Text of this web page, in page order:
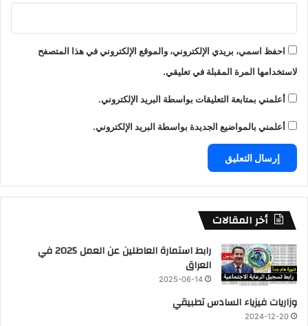
احفظ اسمي، بريدي الإلكتروني، والموقع الإلكتروني في هذا المتصفح
لاستخدامها المرة المقبلة في تعليقي.
أعلمني بمتابعة التعليقات بواسطة البريد الإلكتروني.
أعلمني بالمواضيع الجديدة بواسطة البريد الإلكتروني.
أخر المقالات
رابط استمارة العاطلين عن العمل 2025 في
العراق
2025-06-14
وزاريات فيزياء السادس تطبيقي
2024-12-20